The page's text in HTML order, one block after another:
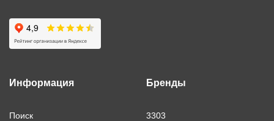
Информация
Поиск
Бренды
3303